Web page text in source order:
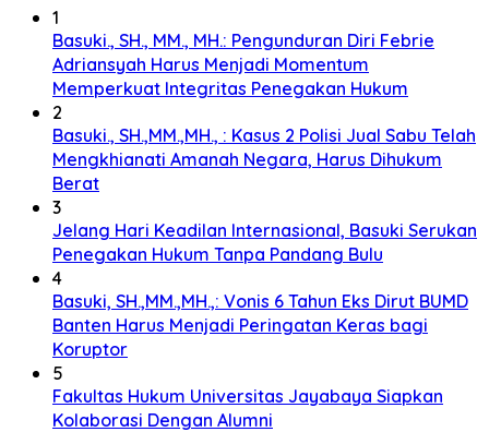
1
Basuki., SH., MM., MH.: Pengunduran Diri Febrie
Adriansyah Harus Menjadi Momentum
Memperkuat Integritas Penegakan Hukum
2
Basuki., SH.,MM.,MH., : Kasus 2 Polisi Jual Sabu Telah
Mengkhianati Amanah Negara, Harus Dihukum
Berat
3
Jelang Hari Keadilan Internasional, Basuki Serukan
Penegakan Hukum Tanpa Pandang Bulu
4
Basuki, SH.,MM.,MH.,: Vonis 6 Tahun Eks Dirut BUMD
Banten Harus Menjadi Peringatan Keras bagi
Koruptor
5
Fakultas Hukum Universitas Jayabaya Siapkan
Kolaborasi Dengan Alumni